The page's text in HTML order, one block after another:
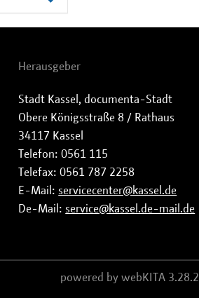
Herausgeber
Stadt Kassel, documenta-Stadt
Obere Königsstraße 8 / Rathaus
34117 Kassel
Telefon: 0561 115
Telefax: 0561 787 2258
E-Mail: servicecenter@kassel.de
De-Mail: service@kassel.de-mail.de
powered by webKITA 3.28.2